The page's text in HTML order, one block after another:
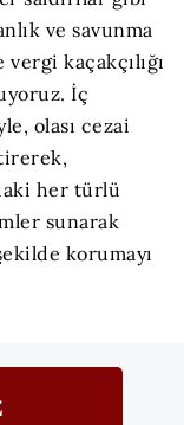
ve savunma
kaçakçılığı
İç
olası cezai
her türlü
sunarak
korumayı